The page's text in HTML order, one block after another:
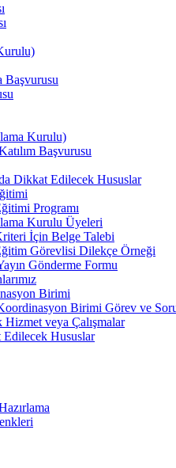
Başvurusu
Kurulu)
Başvurusu
Dikkat Edilecek Hususlar
Programı
Kurulu Üyeleri
İçin Belge Talebi
Görevlisi Dilekçe Örneği
Gönderme Formu
Birimi
Birimi Görev ve
veya Çalışmalar
Hususlar